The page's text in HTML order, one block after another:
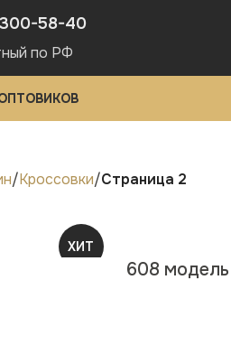
58-40
по РФ
Кроссовки Страница 2
ХИТ
608 модель